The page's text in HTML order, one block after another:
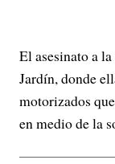
El asesinato a
Jardín, donde
motorizados
en medio de la